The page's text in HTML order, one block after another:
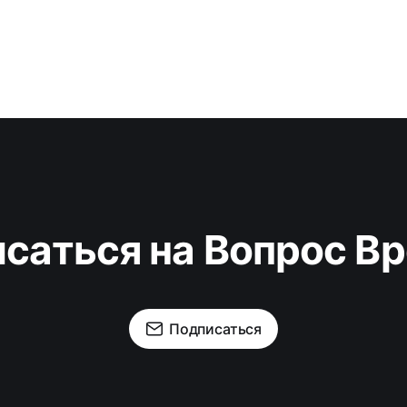
на Вопрос
Подписаться